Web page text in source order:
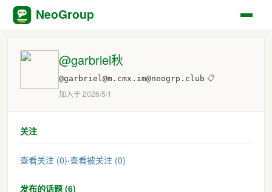
NeoGroup
@garbriel秋
@garbriel@m.cmx.im@neogrp.club 📋
加入于 2026/5/1
关注
查看关注 (0)·查看被关注 (0)
发布的话题 (6)